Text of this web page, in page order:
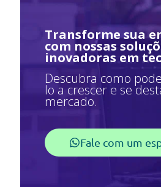
Transforme sua
com nossas
inovadoras em
Descubra como
lo a crescer e se
mercado.
Fale com um